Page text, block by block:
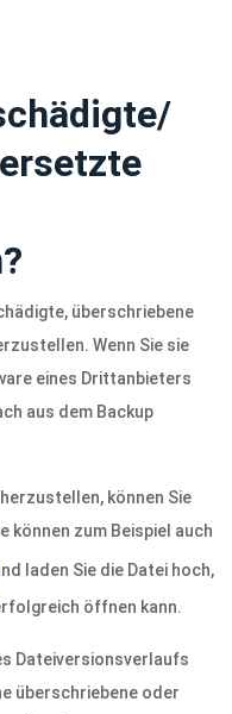
überschriebene
Wenn Sie sie
eines Drittanbieters
aus dem Backup
können Sie
können zum Beispiel auch
laden Sie die Datei hoch,
öffnen kann.
Dateiversionsverlaufs
überschriebene oder